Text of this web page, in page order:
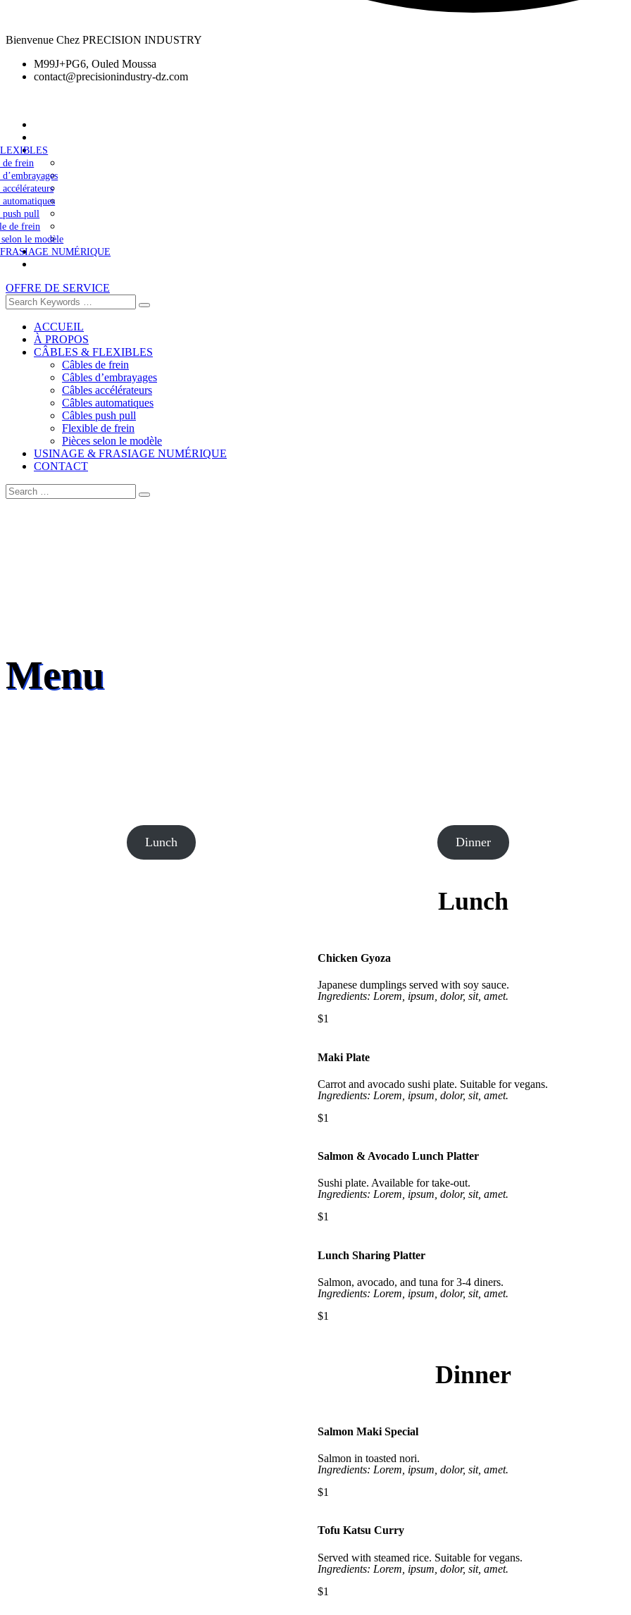
Bienvenue Chez PRECISION INDUSTRY
M99J+PG6, Ouled Moussa
contact@precisionindustry-dz.com
de frein
d’embrayages
accélérateurs
automatiques
push pull
de frein
selon le modèle
NUMÉRIQUE
OFFRE DE SERVICE
ACCUEIL
À PROPOS
CÂBLES & FLEXIBLES
Câbles de frein
Câbles d’embrayages
Câbles accélérateurs
Câbles automatiques
Câbles push pull
Flexible de frein
Pièces selon le modèle
USINAGE & FRASIAGE NUMÉRIQUE
CONTACT
Menu
Lunch Dinner
Lunch
Chicken Gyoza
Japanese dumplings served with soy sauce.
Ingredients: Lorem, ipsum, dolor, sit, amet.
$1
Maki Plate
Carrot and avocado sushi plate. Suitable for vegans.
Ingredients: Lorem, ipsum, dolor, sit, amet.
$1
Salmon & Avocado Lunch Platter
Sushi plate. Available for take-out.
Ingredients: Lorem, ipsum, dolor, sit, amet.
$1
Lunch Sharing Platter
Salmon, avocado, and tuna for 3-4 diners.
Ingredients: Lorem, ipsum, dolor, sit, amet.
$1
Dinner
Salmon Maki Special
Salmon in toasted nori.
Ingredients: Lorem, ipsum, dolor, sit, amet.
$1
Tofu Katsu Curry
Served with steamed rice. Suitable for vegans.
Ingredients: Lorem, ipsum, dolor, sit, amet.
$1